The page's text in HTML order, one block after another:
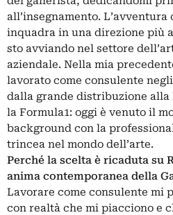
all’insegnamento.
inquadra in una direzione più
sto avviando nel settore
aziendale. Nella mia
lavorato come consulente
dalla grande distribuzione alla
la Formula1: oggi è venuto il
background con la
trincea nel mondo dell’arte.
Perché la scelta è ricaduta su
anima contemporanea della
Lavorare come consulente mi
con realtà che mi piacciono e